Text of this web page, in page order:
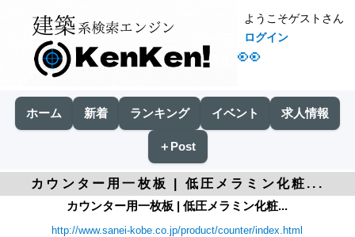
👀
ようこそゲストさん
ログイン
ホーム 新着 ランキング イベント 求人情報
＋Post
カウンター用一枚板 | 低圧メラミン化粧...
カウンター用一枚板 | 低圧メラミン化粧...
http://www.sanei-kobe.co.jp/product/counter/index.html